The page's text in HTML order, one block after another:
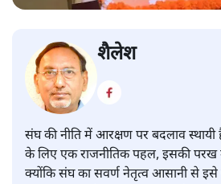
शैलेश
संघ की नीति में आरक्षण पर बदलाव स्थायी
के लिए एक राजनीतिक पहल, इसकी
क्योंकि संघ का सवर्ण नेतृत्व आसानी से इसे